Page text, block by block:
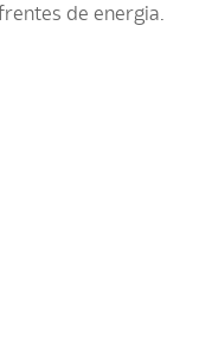
de energia.